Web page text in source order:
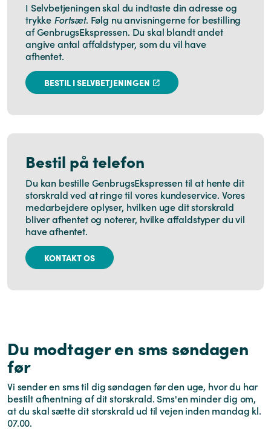
I Selvbetjeningen skal du indtaste din adresse og
trykke Fortsæt. Følg nu anvisningerne for bestilling
af GenbrugsEkspressen. Du skal blandt andet
angive antal affaldstyper, som du vil have
afhentet.
BESTIL I SELVBETJENINGEN
Bestil på telefon
Du kan bestille GenbrugsEkspressen til at hente dit
storskrald ved at ringe til vores kundeservice. Vores
medarbejdere oplyser, hvilken uge dit storskrald
bliver afhentet og noterer, hvilke affaldstyper du vil
have afhentet.
KONTAKT OS
Du modtager en sms søndagen
før
Vi sender en sms til dig søndagen før den uge, hvor du har
bestilt afhentning af dit storskrald. Sms'en minder dig om,
at du skal sætte dit storskrald ud til vejen inden mandag kl.
07.00.